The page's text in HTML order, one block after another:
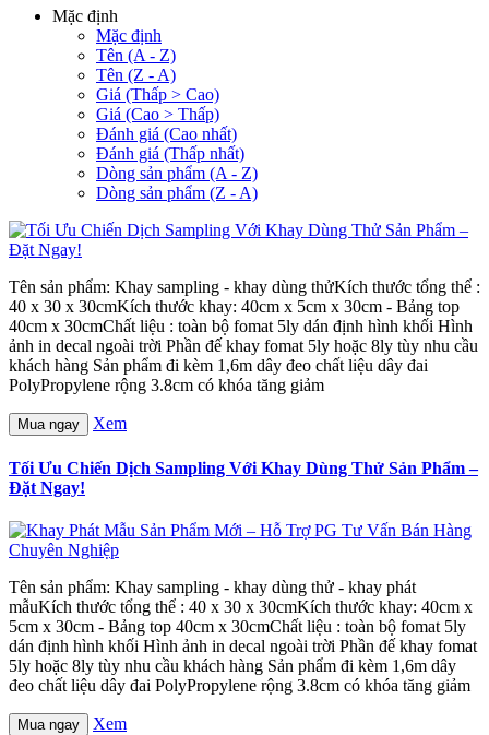
Mặc định
Mặc định
Tên (A - Z)
Tên (Z - A)
Giá (Thấp > Cao)
Giá (Cao > Thấp)
Đánh giá (Cao nhất)
Đánh giá (Thấp nhất)
Dòng sản phẩm (A - Z)
Dòng sản phẩm (Z - A)
Tên sản phẩm: Khay sampling - khay dùng thửKích thước tổng thể :
40 x 30 x 30cmKích thước khay: 40cm x 5cm x 30cm - Bảng top
40cm x 30cmChất liệu : toàn bộ fomat 5ly dán định hình khối Hình
ảnh in decal ngoài trời Phần đế khay fomat 5ly hoặc 8ly tùy nhu cầu
khách hàng Sản phẩm đi kèm 1,6m dây đeo chất liệu dây đai
PolyPropylene rộng 3.8cm có khóa tăng giảm
Mua ngay Xem
Tối Ưu Chiến Dịch Sampling Với Khay Dùng Thử Sản Phẩm –
Đặt Ngay!
Tên sản phẩm: Khay sampling - khay dùng thử - khay phát
mẫuKích thước tổng thể : 40 x 30 x 30cmKích thước khay: 40cm x
5cm x 30cm - Bảng top 40cm x 30cmChất liệu : toàn bộ fomat 5ly
dán định hình khối Hình ảnh in decal ngoài trời Phần đế khay fomat
5ly hoặc 8ly tùy nhu cầu khách hàng Sản phẩm đi kèm 1,6m dây
đeo chất liệu dây đai PolyPropylene rộng 3.8cm có khóa tăng giảm
Mua ngay Xem